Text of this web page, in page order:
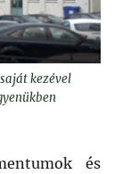
kezével
és